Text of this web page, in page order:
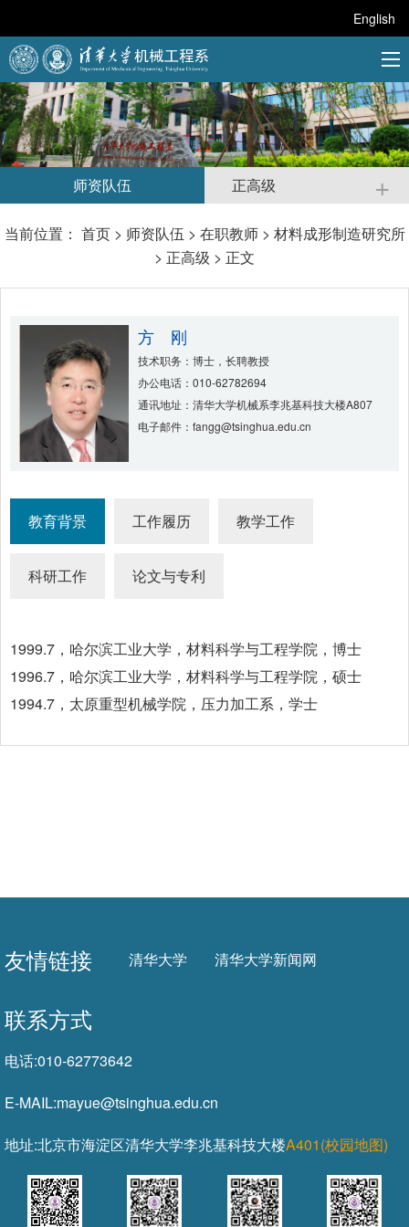
English
师资队伍 正高级 +
当前位置： 首页> 师资队伍 > 在职教师> 材料成形制造研究所
> 正高级 > 正文
方 刚
技术职务：博士，长聘教授
办公电话：010-62782694
通讯地址：清华大学机械系李兆基科技大楼A807
电子邮件：fangg@tsinghua.edu.cn
教育背景 工作履历 教学工作
科研工作 论文与专利
1999.7，哈尔滨工业大学，材料科学与工程学院，博士
1996.7，哈尔滨工业大学，材料科学与工程学院，硕士
1994.7，太原重型机械学院，压力加工系，学士
友情链接 清华大学 清华大学新闻网
联系方式
电话:010-62773642
E-MAIL:mayue@tsinghua.edu.cn
地址:北京市海淀区清华大学李兆基科技大楼A401(校园地图)